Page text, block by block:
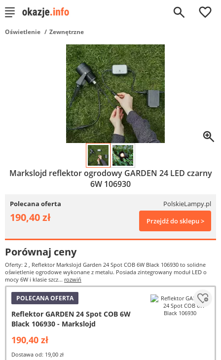
0
Oświetlenie Zewnętrzne
Markslojd reflektor ogrodowy GARDEN 24 LED czarny
6W 106930
Polecana oferta PolskieLampy.pl
190,40 zł Przejdź do sklepu >
Porównaj ceny
Oferty: 2 , Reflektor Markslojd Garden 24 Spot COB 6W Black 106930 to solidne
oświetlenie ogrodowe wykonane z metalu. Posiada zintegrowany moduł LED o
mocy 6W i klasie szcz... rozwiń
POLECANA OFERTA
Reflektor GARDEN 24 Spot COB 6W
Black 106930 - Markslojd
190,40 zł
Dostawa od: 19,00 zł